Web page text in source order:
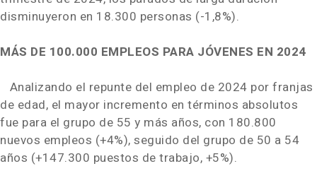
disminuyeron en 18.300 personas (-1,8%).
MÁS DE 100.000 EMPLEOS PARA JÓVENES EN 2024
Analizando el repunte del empleo de 2024 por franjas
de edad, el mayor incremento en términos absolutos
fue para el grupo de 55 y más años, con 180.800
nuevos empleos (+4%), seguido del grupo de 50 a 54
años (+147.300 puestos de trabajo, +5%).